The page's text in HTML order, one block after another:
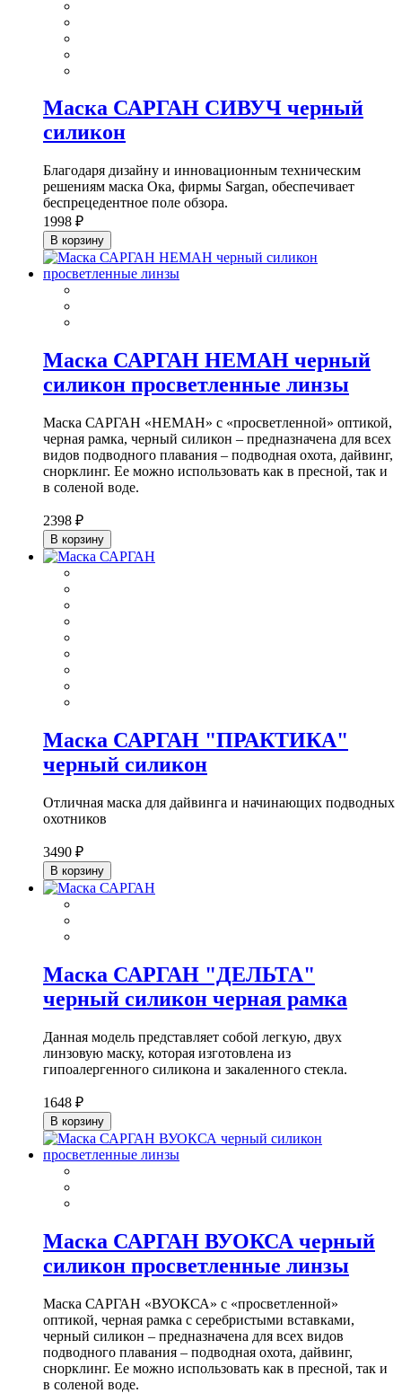
Маска САРГАН СИВУЧ черный
силикон
Благодаря дизайну и инновационным техническим
решениям маска Ока, фирмы Sargan, обеспечивает
беспрецедентное поле обзора.
1998 ₽
В корзину
Маска САРГАН НЕМАН черный
силикон просветленные линзы
Маска САРГАН «НЕМАН» с «просветленной» оптикой,
черная рамка, черный силикон – предназначена для всех
видов подводного плавания – подводная охота, дайвинг,
снорклинг. Ее можно использовать как в пресной, так и
в соленой воде.
2398 ₽
В корзину
Маска САРГАН "ПРАКТИКА"
черный силикон
Отличная маска для дайвинга и начинающих подводных
охотников
3490 ₽
В корзину
Маска САРГАН "ДЕЛЬТА"
черный силикон черная рамка
Данная модель представляет собой легкую, двух
линзовую маску, которая изготовлена из
гипоалергенного силикона и закаленного стекла.
1648 ₽
В корзину
Маска САРГАН ВУОКСА черный
силикон просветленные линзы
Маска САРГАН «ВУОКСА» с «просветленной»
оптикой, черная рамка с серебристыми вставками,
черный силикон – предназначена для всех видов
подводного плавания – подводная охота, дайвинг,
снорклинг. Ее можно использовать как в пресной, так и
в соленой воде.